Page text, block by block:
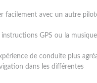
facilement avec un autre
GPS ou la
de conduite plus
dans les différentes